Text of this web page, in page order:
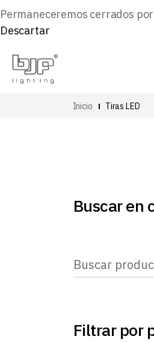
Permaneceremos cerrados
Descartar
Inicio Tiras LED
Buscar en
Buscar
Filtrar por